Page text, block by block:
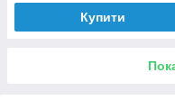
Купити